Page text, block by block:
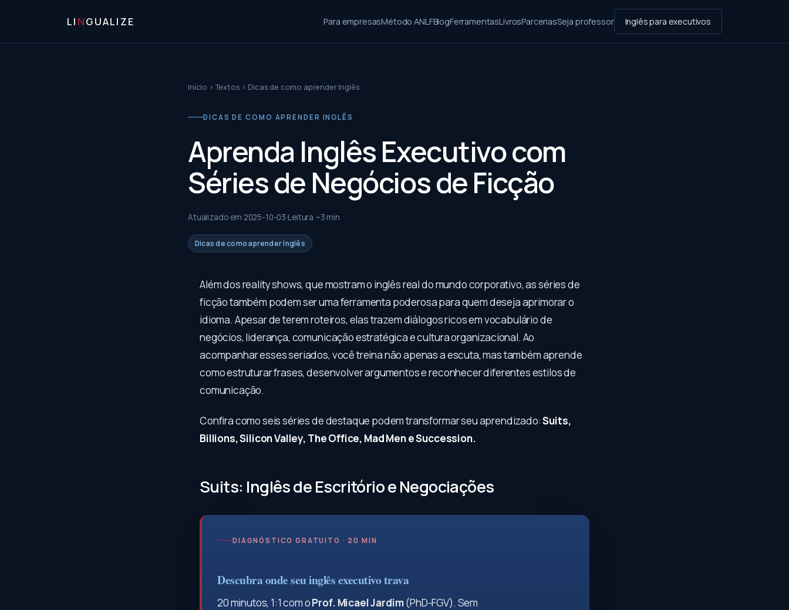
LI NGUALIZE Para empresasMétodo ANLFBlogFerramentasLivrosParceriasSeja professor Inglês para executivos
Início ›Textos › Dicas de como aprender Inglês
DICAS DE COMO APRENDER INGLÊS
Aprenda Inglês Executivo com
Séries de Negócios de Ficção
Atualizado em 2025-10-03 Leitura ~3 min
Dicas de como aprender Inglês
Além dos reality shows, que mostram o inglês real do mundo corporativo, as séries de
ficção também podem ser uma ferramenta poderosa para quem deseja aprimorar o
idioma. Apesar de terem roteiros, elas trazem diálogos ricos em vocabulário de
negócios, liderança, comunicação estratégica e cultura organizacional. Ao
acompanhar esses seriados, você treina não apenas a escuta, mas também aprende
como estruturar frases, desenvolver argumentos e reconhecer diferentes estilos de
comunicação.
Confira como seis séries de destaque podem transformar seu aprendizado:Suits,
Billions, Silicon Valley, The Office, Mad Men e Succession.
Suits: Inglês de Escritório e Negociações
DIAGNÓSTICO GRATUITO · 20 MIN
Descubra onde seu inglês executivo trava
20 minutos, 1:1 com oProf. Micael Jardim(PhD-FGV). Sem